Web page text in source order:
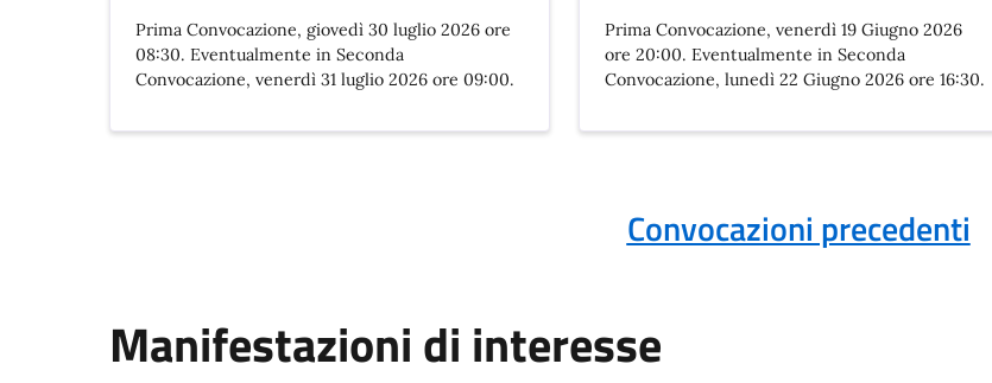
Prima Convocazione, giovedì 30 luglio 2026 ore
08:30. Eventualmente in Seconda
Convocazione, venerdì 31 luglio 2026 ore 09:00.
Prima Convocazione, venerdì 19 Giugno 2026
ore 20:00. Eventualmente in Seconda
Convocazione, lunedì 22 Giugno 2026 ore 16:30.
Convocazioni precedenti
Manifestazioni di interesse